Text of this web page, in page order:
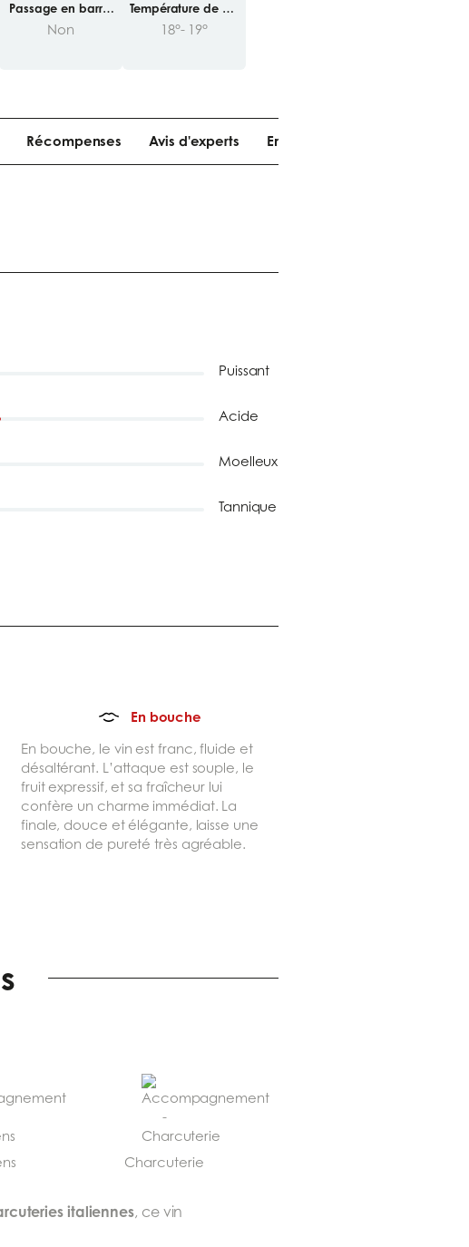
Passage en barriq
ues/tonneaux
Non
Température de ser
vice
18°- 19°
Récompenses Avis d'experts En savoir plus
Puissant
Acide
Moelleux
Tannique
En bouche
En bouche, le vin est franc, fluide et
désaltérant. L’attaque est souple, le
fruit expressif, et sa fraîcheur lui
confère un charme immédiat. La
finale, douce et élégante, laisse une
sensation de pureté très agréable.
Charcuterie
italiennes, ce vin